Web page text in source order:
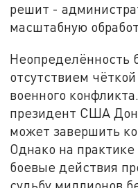
решит -
масштабную
Неопределённость
отсутствием
военного
президент США
может завершить
Однако на
боевые действия
судьбу миллионов